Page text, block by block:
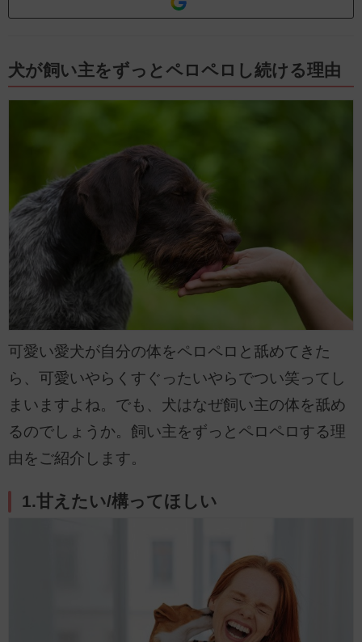
犬が飼い主をずっとペロペロし続ける理由
可愛い愛犬が自分の体をペロペロと舐めてきた
ら、可愛いやらくすぐったいやらでつい笑ってし
まいますよね。でも、犬はなぜ飼い主の体を舐め
るのでしょうか。飼い主をずっとペロペロする理
由をご紹介します。
1.甘えたい/構ってほしい